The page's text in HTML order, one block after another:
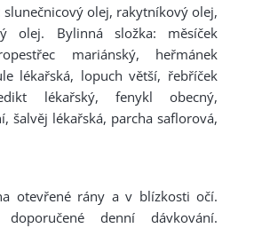
slunečnicový olej, rakytníkový olej,
olej. Bylinná složka: měsíček
mariánský, heřmánek
lékařská, lopuch větší, řebříček
lékařský, fenykl obecný,
šalvěj lékařská, parcha saflorová,
otevřené rány a v blízkosti očí.
doporučené denní dávkování.